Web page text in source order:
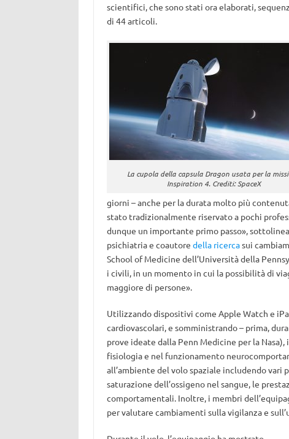
scientifici, che sono stati ora elaborati,
di 44 articoli.
La cupola della capsula Dragon usata per la
Inspiration 4. Crediti: SpaceX
giorni – anche per la durata molto più
stato tradizionalmente riservato a pochi
dunque un importante primo passo»,
psichiatria e coautore della ricercasui
School of Medicine dell’Università della
i civili, in un momento in cui la possibilità di
maggiore di persone».
Utilizzando dispositivi come Apple Watch e
cardiovascolari, e somministrando – prima,
prove ideate dalla Penn Medicine per la
fisiologia e nel funzionamento
all’ambiente del volo spaziale includendo vari
saturazione dell’ossigeno nel sangue, le
comportamentali. Inoltre, i membri
per valutare cambiamenti sulla vigilanza e